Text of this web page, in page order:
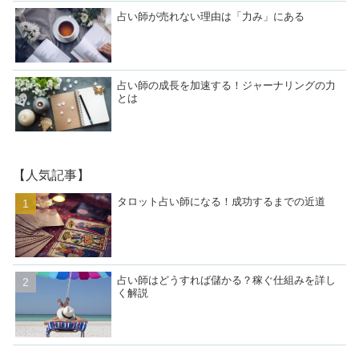
占い師が売れない理由は「力み」にある
占い師の成長を加速する！ジャーナリングの力
とは
【人気記事】
タロット占い師になる！成功するまでの近道
占い師はどうすれば儲かる？稼ぐ仕組みを詳し
く解説